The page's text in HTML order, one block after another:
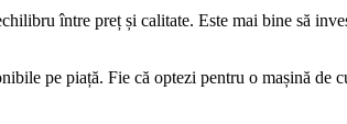
între preț și calitate. Este mai bine să
pe piață. Fie că optezi pentru o mașină de